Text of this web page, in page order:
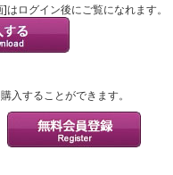
はログイン後にご覧になれます。
入することができます。